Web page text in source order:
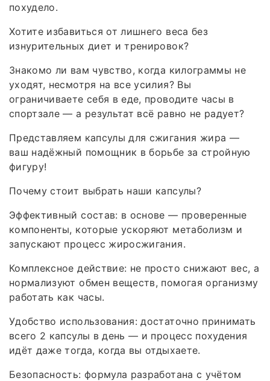
похудело.
Хотите избавиться от лишнего веса без
изнурительных диет и тренировок?
Знакомо ли вам чувство, когда килограммы не
уходят, несмотря на все усилия? Вы
ограничиваете себя в еде, проводите часы в
спортзале — а результат всё равно не радует?
Представляем капсулы для сжигания жира —
ваш надёжный помощник в борьбе за стройную
фигуру!
Почему стоит выбрать наши капсулы?
Эффективный состав: в основе — проверенные
компоненты, которые ускоряют метаболизм и
запускают процесс жиросжигания.
Комплексное действие: не просто снижают вес, а
нормализуют обмен веществ, помогая организму
работать как часы.
Удобство использования: достаточно принимать
всего 2 капсулы в день — и процесс похудения
идёт даже тогда, когда вы отдыхаете.
Безопасность: формула разработана с учётом